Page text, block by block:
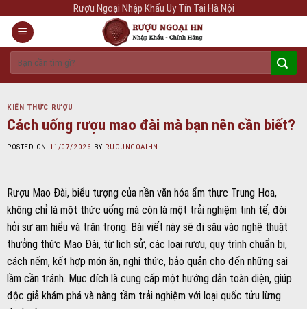
content
Rượu Ngoại Nhập Khẩu Uy Tín Tại Hà Nội
kiếm:
KIẾN THỨC RƯỢU
Cách uống rượu mao đài mà bạn nên cần biết?
POSTED ON 11/07/2026 BY RUOUNGOAIHN
Rượu Mao Đài, biểu tượng của nền văn hóa ẩm thực Trung Hoa,
không chỉ là một thức uống mà còn là một trải nghiệm tinh tế, đòi
hỏi sự am hiểu và trân trọng. Bài viết này sẽ đi sâu vào nghệ thuật
thưởng thức Mao Đài, từ lịch sử, các loại rượu, quy trình chuẩn bị,
cách nếm, kết hợp món ăn, nghi thức, bảo quản cho đến những sai
lầm cần tránh. Mục đích là cung cấp một hướng dẫn toàn diện, giúp
độc giả khám phá và nâng tầm trải nghiệm với loại quốc tửu lừng